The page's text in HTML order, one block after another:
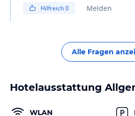
Hilfreich0 Melden
Alle Fragen
Hotelausstattung
WLAN